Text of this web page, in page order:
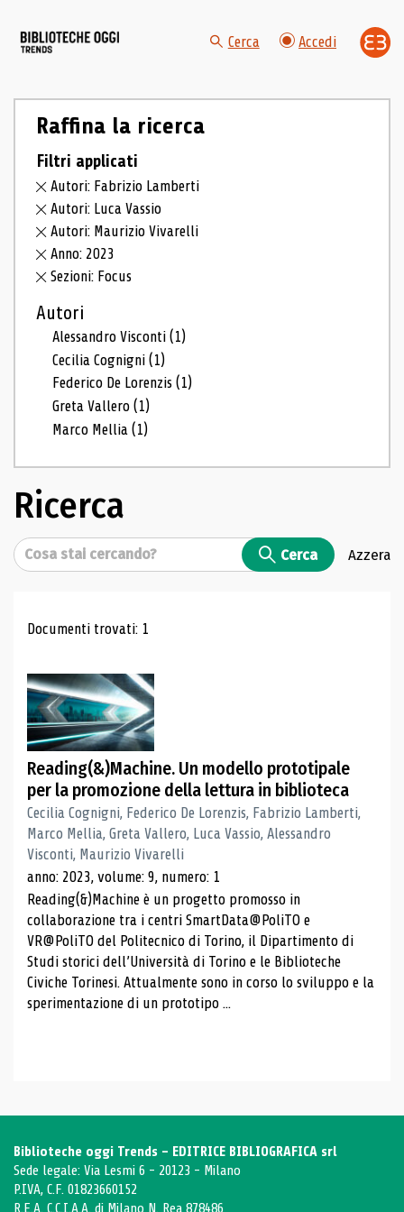
Cerca Accedi
Raffina la ricerca
Filtri applicati
Autori: Fabrizio Lamberti
Autori: Luca Vassio
Autori: Maurizio Vivarelli
Anno: 2023
Sezioni: Focus
Autori
Alessandro Visconti(1)
Cecilia Cognigni(1)
Federico De Lorenzis(1)
Greta Vallero(1)
Marco Mellia(1)
Ricerca
Cerca Cerca Azzera
Risultati di ricerca
Documenti trovati: 1
Reading(&)Machine. Un modello prototipale
per la promozione della lettura in biblioteca
Cecilia Cognigni, Federico De Lorenzis, Fabrizio Lamberti,
Marco Mellia, Greta Vallero, Luca Vassio, Alessandro
Visconti, Maurizio Vivarelli
anno: 2023, volume: 9, numero: 1
Reading(&)Machine è un progetto promosso in
collaborazione tra i centri SmartData@PoliTO e
VR@PoliTO del Politecnico di Torino, il Dipartimento di
Studi storici dell’Università di Torino e le Biblioteche
Civiche Torinesi. Attualmente sono in corso lo sviluppo e la
sperimentazione di un prototipo ...
Biblioteche oggi Trends - EDITRICE BIBLIOGRAFICA srl
Sede legale: Via Lesmi 6 - 20123 - Milano
P.IVA, C.F. 01823660152
R.E.A. C.C.I.A.A. di Milano N. Rea 878486